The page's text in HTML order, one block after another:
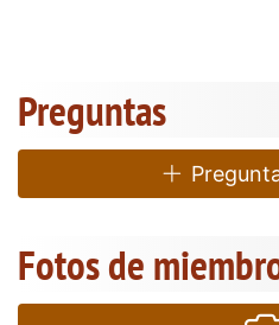
Preguntas
Fotos de